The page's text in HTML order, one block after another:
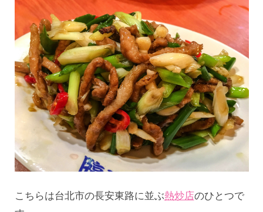
こちらは台北市の長安東路に並ぶ熱炒店のひとつで